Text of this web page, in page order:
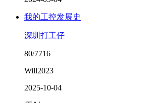
我的工控发展史
深圳打工仔
80/7716
Will2023
2025-10-04